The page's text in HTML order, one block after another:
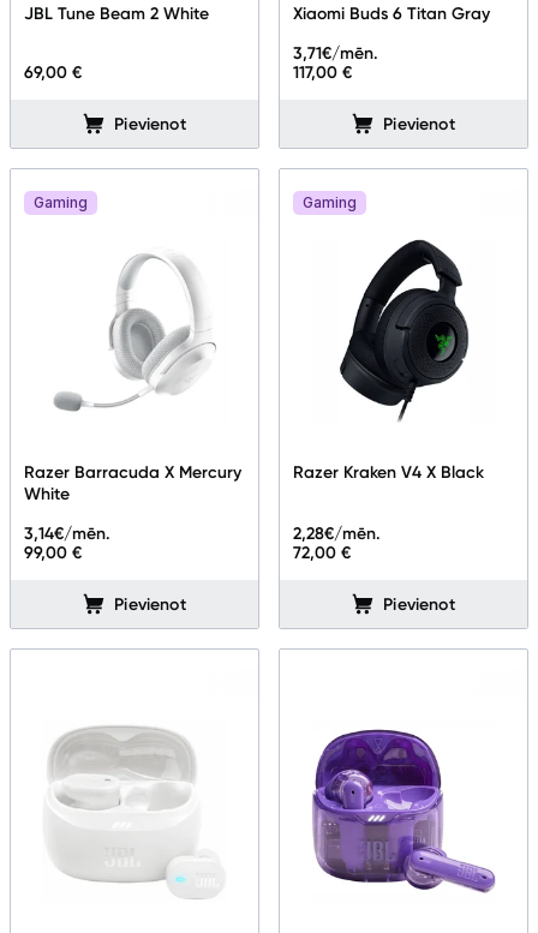
Planšetdatori un aksesuāri
Austiņas
Viedierīces
Sadzīves tehnika
Skaistumkopšana
Sports un atpūta
Ražotāju atjaunota tehnika
Vēlmju saraksts
Piegāde un apmaksa
Uzņēmumiem
JBL Tune Beam 2 White
69,00 €
Pievienot
Xiaomi Buds 6 Titan Gray
117,00 €
3,71€/mēn.
Pievienot
Gaming
Razer Barracuda X Mercury
White
99,00 €
3,14€/mēn.
Pievienot
Gaming
Razer Kraken V4 X Black
72,00 €
2,28€/mēn.
Pievienot